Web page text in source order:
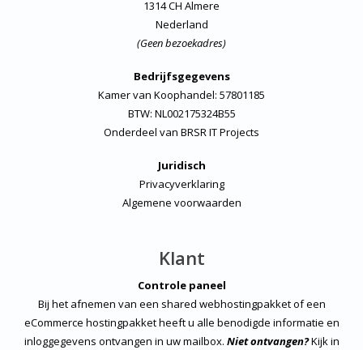
1314 CH Almere
Nederland
(Geen bezoekadres)
Bedrijfsgegevens
Kamer van Koophandel: 57801185
BTW: NL002175324B55
Onderdeel van BRSR IT Projects
Juridisch
Privacyverklaring
Algemene voorwaarden
Klant
Controle paneel
Bij het afnemen van een shared webhostingpakket of een
eCommerce hostingpakket heeft u alle benodigde informatie en
inloggegevens ontvangen in uw mailbox. Niet ontvangen?Kijk in